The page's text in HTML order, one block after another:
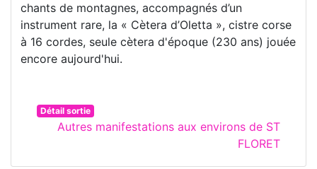
chants de montagnes, accompagnés d’un
instrument rare, la « Cètera d’Oletta », cistre corse
à 16 cordes, seule cètera d'époque (230 ans) jouée
encore aujourd'hui.
Détail sortie
Autres manifestations aux environs de ST
FLORET